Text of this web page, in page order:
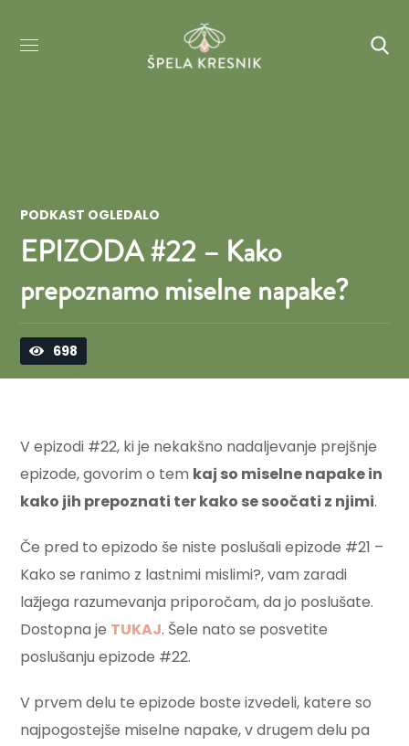
PODKAST OGLEDALO
EPIZODA #22 – Kako
prepoznamo miselne napake?
698
V epizodi #22, ki je nekakšno nadaljevanje prejšnje
epizode, govorim o tem kaj so miselne napake in
kako jih prepoznati ter kako se soočati z njimi.
Če pred to epizodo še niste poslušali epizode #21 –
Kako se ranimo z lastnimi mislimi?, vam zaradi
lažjega razumevanja priporočam, da jo poslušate.
Dostopna je TUKAJ. Šele nato se posvetite
poslušanju epizode #22.
V prvem delu te epizode boste izvedeli, katere so
najpogostejše miselne napake, v drugem delu pa